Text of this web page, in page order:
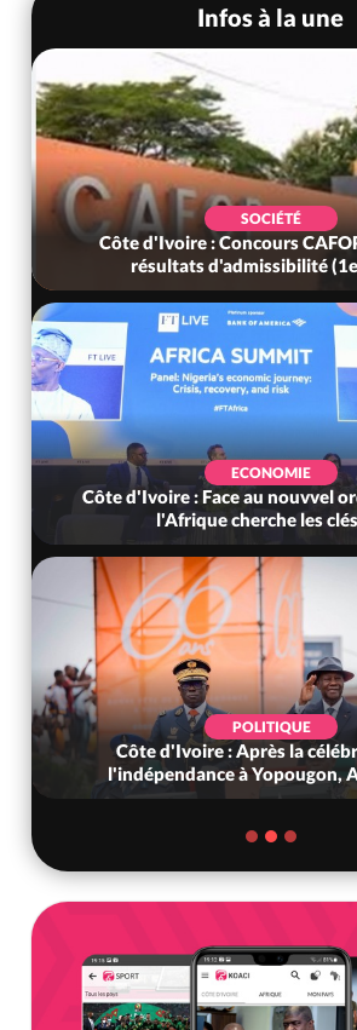
Infos à la une
SOCIÉTÉ
Côte d'Ivoire : Concours
résultats d'admissibilité
ECONOMIE
Côte d'Ivoire : Face au nouvvel
l'Afrique cherche les
POLITIQUE
Côte d'Ivoire : Après la
l'indépendance à Yopougon,